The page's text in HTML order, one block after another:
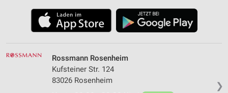
❯
Rossmann Rosenheim
Kufsteiner Str. 124
83026 Rosenheim